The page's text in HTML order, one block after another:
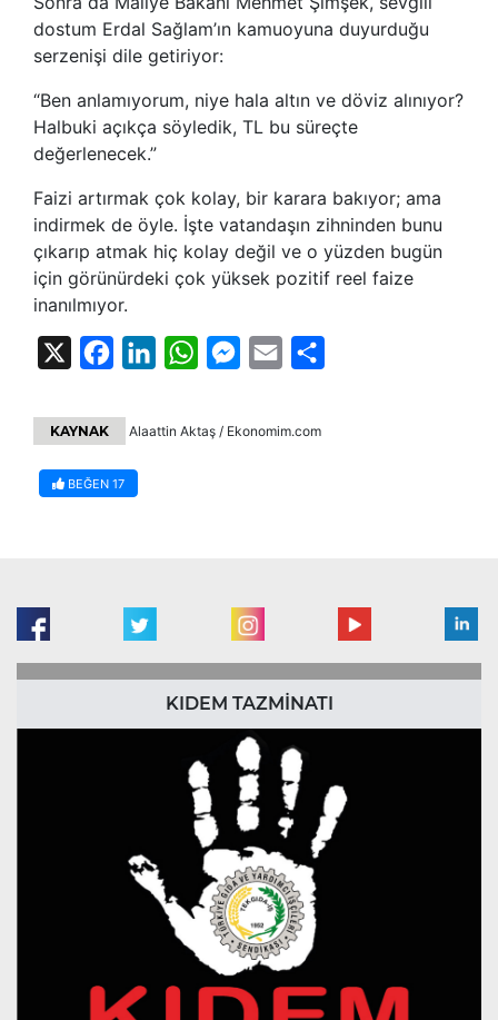
dostum Erdal Sağlam’ın kamuoyuna duyurduğu
serzenişi dile getiriyor:
“Ben anlamıyorum, niye hala altın ve döviz alınıyor?
Halbuki açıkça söyledik, TL bu süreçte
değerlenecek.”
Faizi artırmak çok kolay, bir karara bakıyor; ama
indirmek de öyle. İşte vatandaşın zihninden bunu
çıkarıp atmak hiç kolay değil ve o yüzden bugün
için görünürdeki çok yüksek pozitif reel faize
inanılmıyor.
FacebookLinkedInWhatsAppMessenger
Email
KAYNAK Alaattin Aktaş / Ekonomim.com
BEĞEN 17
KIDEM TAZMİNATI